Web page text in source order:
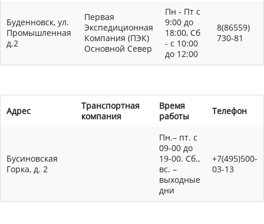
Буденновск, ул.
Промышленная
д.2
Первая
Экспедиционная
Компания (ПЭК)
Основной Север
Пн - Пт с
9:00 до
18:00, Сб
- с 10:00
до 12:00
8(86559)
730-81
Адрес
Транспортная
компания
Время
работы
Телефон
Бусиновская
Горка, д. 2
Пн.– пт. с
09-00 до
19-00. Сб.,
вс. –
выходные
дни
+7(495)500-
03-13